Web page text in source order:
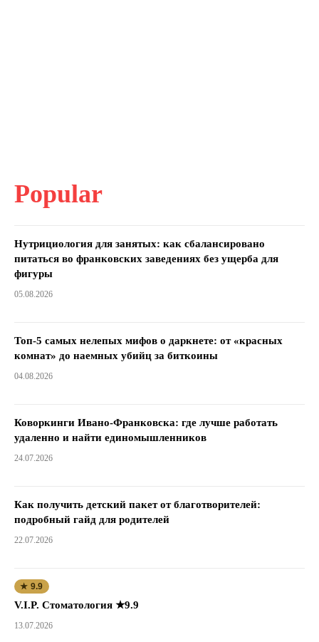
Popular
Нутрициология для занятых: как сбалансировано
питаться во франковских заведениях без ущерба для
фигуры
05.08.2026
Топ-5 самых нелепых мифов о даркнете: от «красных
комнат» до наемных убийц за биткоины
04.08.2026
Коворкинги Ивано-Франковска: где лучше работать
удаленно и найти единомышленников
24.07.2026
Как получить детский пакет от благотворителей:
подробный гайд для родителей
22.07.2026
★ 9.9
V.I.P. Стоматология ★9.9
13.07.2026